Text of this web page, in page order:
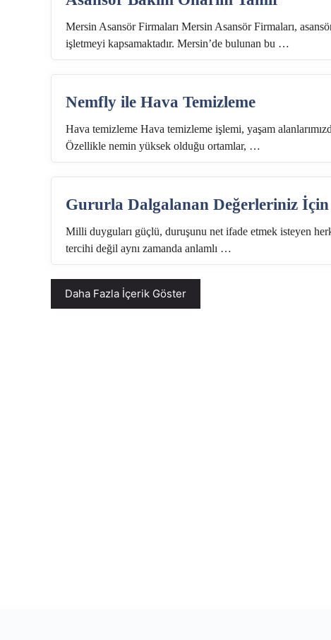
Mersin Asansör Firmaları Mersin Asansör Firmaları,
işletmeyi kapsamaktadır. Mersin’de bulunan bu …
Nemfly ile Hava Temizleme
Hava temizleme Hava temizleme işlemi, yaşam
Özellikle nemin yüksek olduğu ortamlar, …
Gururla Dalgalanan Değerleriniz İçin
Milli duyguları güçlü, duruşunu net ifade etmek isteyen
tercihi değil aynı zamanda anlamlı …
Daha Fazla İçerik Göster